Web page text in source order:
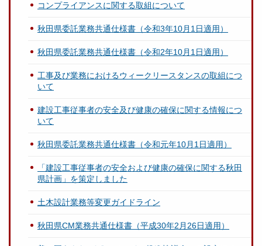
コンプライアンスに関する取組について
秋田県委託業務共通仕様書（令和3年10月1日適用）
秋田県委託業務共通仕様書（令和2年10月1日適用）
工事及び業務におけるウィークリースタンスの取組につ
いて
建設工事従事者の安全及び健康の確保に関する情報につ
いて
秋田県委託業務共通仕様書（令和元年10月1日適用）
「建設工事従事者の安全および健康の確保に関する秋田
県計画」を策定しました
土木設計業務等変更ガイドライン
秋田県CM業務共通仕様書（平成30年2月26日適用）